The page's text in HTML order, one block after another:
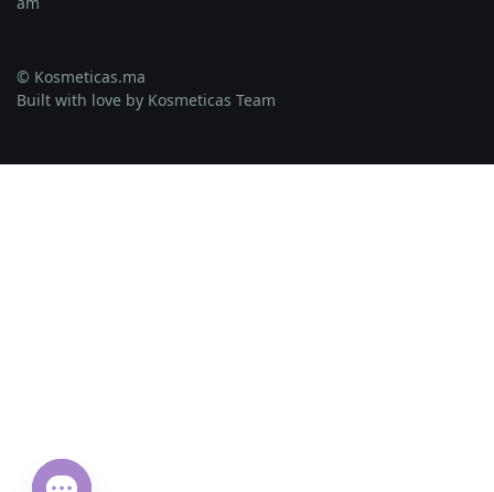
© Kosmeticas.ma
Built with love by Kosmeticas Team